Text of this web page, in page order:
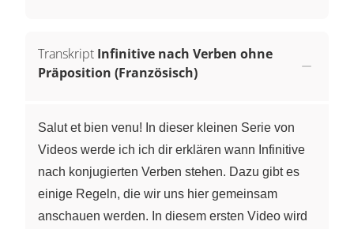
Transkript Infinitive nach Verben ohne
Präposition (Französisch)
Salut et bien venu! In dieser kleinen Serie von
Videos werde ich ich dir erklären wann Infinitive
nach konjugierten Verben stehen. Dazu gibt es
einige Regeln, die wir uns hier gemeinsam
anschauen werden. In diesem ersten Video wird